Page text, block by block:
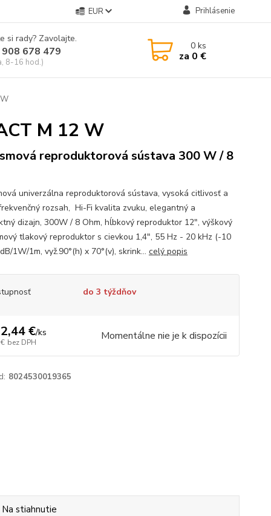
EUR Prihlásenie
si rady? Zavolajte.
678 479
8-16 hod.)
0ks
za 0 €
M 12 W
reproduktorová sústava 300 W / 8
univerzálna reproduktorová sústava, vysoká citlivosť a
rozsah, Hi-Fi kvalita zvuku, elegantný a
dizajn, 300W / 8 Ohm, hĺbkový reproduktor 12", výškový
tlakový reproduktor s cievkou 1,4", 55 Hz - 20 kHz (-10
1W/1m, vyž.90°(h) x 70°(v), skrink... celý popis
do 3 týždňov
€/ks
bez DPH Momentálne nie je k dispozícii
8024530019365
Na stiahnutie